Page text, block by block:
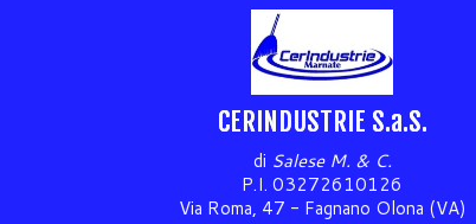
CERINDUSTRIE S.a.S.
di Salese M. & C.
P.I. 03272610126
Via Roma, 47 - Fagnano Olona (VA)